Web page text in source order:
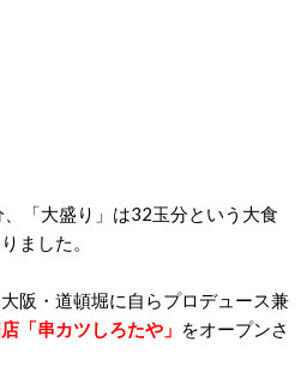
「大盛り」は32玉分という大食
ました。
阪・道頓堀に自らプロデュース兼
「串カツしろたや」 をオープンさ